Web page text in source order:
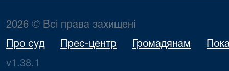
2026 © Всі права захищені
Про суд Прес-центр Громадянам
v1.38.1